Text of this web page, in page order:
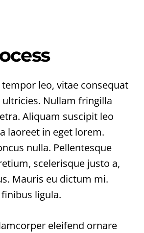
leo, vitae consequat
Nullam fringilla
Aliquam suscipit leo
laoreet in eget lorem.
nulla. Pellentesque
scelerisque justo a,
Mauris eu dictum mi.
ligula.
eleifend ornare